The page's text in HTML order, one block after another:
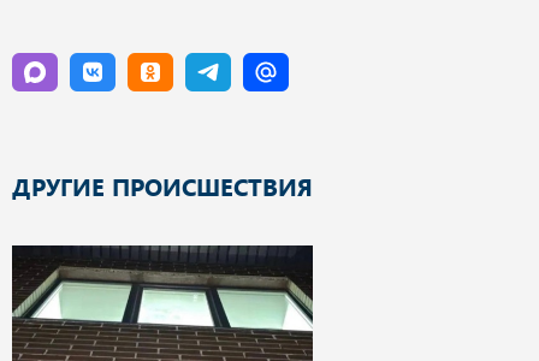
ДРУГИЕ ПРОИСШЕСТВИЯ